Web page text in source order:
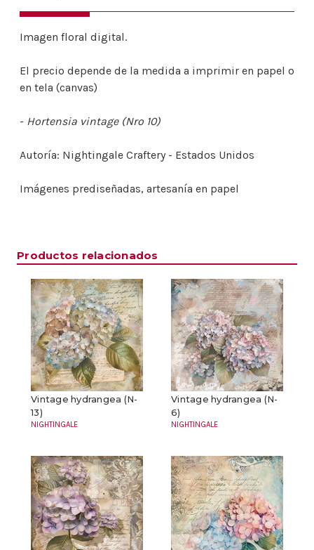
Imagen floral digital.
El precio depende de la medida a imprimir en papel o
en tela (canvas)
- Hortensia vintage (Nro 10)
Autoría: Nightingale Craftery - Estados Unidos
Imágenes prediseñadas, artesanía en papel
Productos relacionados
Vintage hydrangea (N-
13)
NIGHTINGALE
Vintage hydrangea (N-
6)
NIGHTINGALE